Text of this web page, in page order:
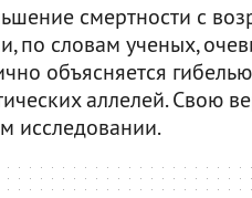
смертности с
по словам ученых,
объясняется
аллелей. Свою
исследовании.